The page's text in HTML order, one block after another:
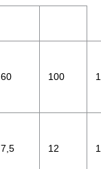
60 100
7,5 12